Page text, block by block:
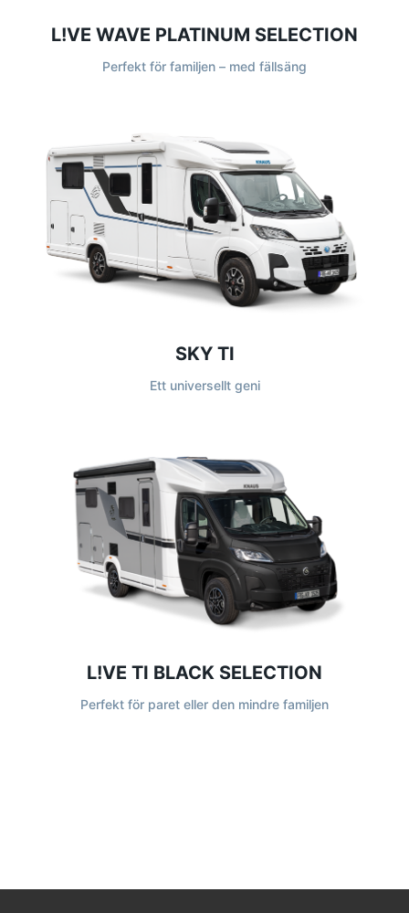
L!VE WAVE PLATINUM SELECTION
Perfekt för familjen – med fällsäng
SKY TI
Ett universellt geni
L!VE TI BLACK SELECTION
Perfekt för paret eller den mindre familjen